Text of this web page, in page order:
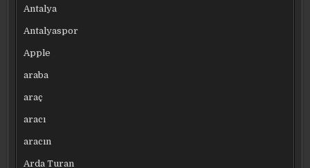
Antalya
Antalyaspor
Apple
araba
araç
aracı
aracın
Arda Turan